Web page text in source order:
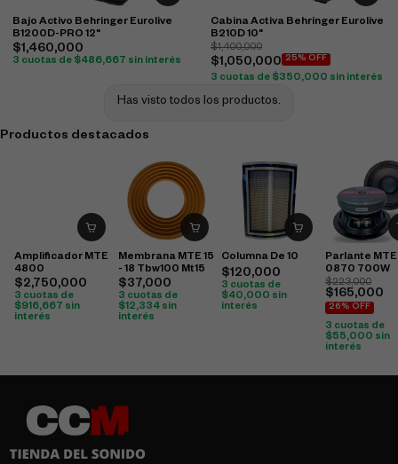
Bajo Activo Behringer Eurolive
B1200D-PRO 12"
$1,460,000
3 cuotas de $486,667 sin interés
Cabina Activa Behringer Eurolive
B210D 10"
$1,400,000
$1,050,000 25% OFF
3 cuotas de $350,000 sin interés
Has visto todos los productos.
Productos destacados
Amplificador MTE
4800
$2,750,000
3 cuotas de
$916,667 sin
interés
Membrana MTE 15
- 18 Tbw100 Mt15
$37,000
3 cuotas de
$12,334sin
interés
Columna De 10
$120,000
3 cuotas de
$40,000 sin
interés
Parlante
0870 700W
$223,000
$165,000
26% OFF
3 cuotas de
$55,000 sin
interés